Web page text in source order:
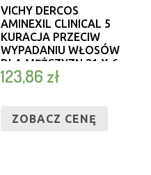
VICHY DERCOS
AMINEXIL CLINICAL 5
KURACJA PRZECIW
WYPADANIU WŁOSÓW
DLA MĘŻCZYZN 21 X 6
ML
123,86 zł
ZOBACZ CENĘ